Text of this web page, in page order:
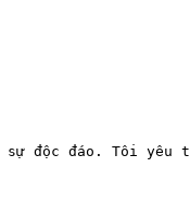
sự độc đáo. Tôi